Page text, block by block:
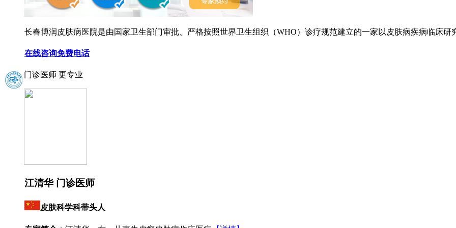
长春博润皮肤病医院是由国家卫生部门审批、严格按照世界卫生组织（WHO）诊疗规范建立的一家以皮肤病疾病临床研
在线咨询免费电话
门诊医师 更专业
江清华 门诊医师
皮肤科学科带头人